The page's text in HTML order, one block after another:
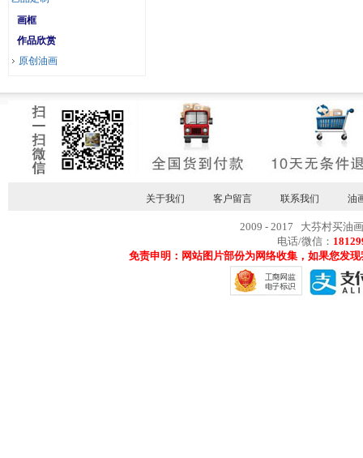
画框
作品欣赏
原创油画
关于我们 客户留言 联系我们 油
2009 - 2017 大芬村买油
电话/微信：
免责申明：网站图片部份为网络收集，如果您发